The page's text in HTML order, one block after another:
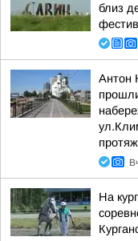
близ
Антон
На